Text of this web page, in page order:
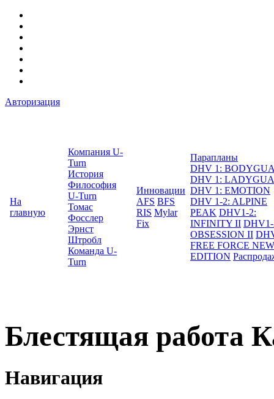
Авторизация
На
главную
Компания U-
Turn
История
Философия
U-Turn
Томас
Фосслер
Эрнст
Штробл
Команда U-
Turn
Инновации
AFS BFS
RIS Mylar
Fix
Парапланы
DHV 1:
DHV 1:
DHV 1: EMOTION
DHV 1-2: ALPINE
PEAK DHV1-2:
INFINITY II
OBSESSION II
FREE FORCE NEW
EDITION
Блестящая работа
Навигация